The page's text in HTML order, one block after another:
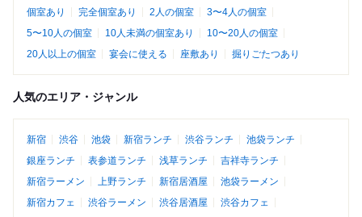
個室あり 完全個室あり 2人の個室
3〜4人の個室
5〜10人の個室
10人未満の個室あり
10〜20人の個室
20人以上の個室
宴会に使える 座敷あり 掘りごたつあり
人気のエリア・ジャンル
新宿 渋谷 池袋 新宿ランチ 渋谷ランチ
池袋ランチ
銀座ランチ
表参道ランチ 浅草ランチ
吉祥寺ランチ
新宿ラーメン
上野ランチ 新宿居酒屋
池袋ラーメン
新宿カフェ
渋谷ラーメン 渋谷居酒屋
渋谷カフェ